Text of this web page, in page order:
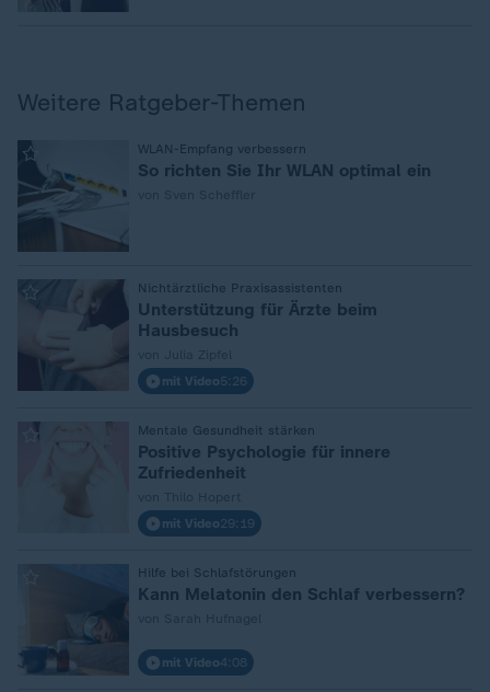
Weitere Ratgeber-Themen
WLAN-Empfang verbessern
So richten Sie Ihr WLAN optimal ein
Nichtärztliche Praxisassistenten
Unterstützung für Ärzte beim
Hausbesuch
mit Video5:26
Mentale Gesundheit stärken
Positive Psychologie für innere
Zufriedenheit
mit Video29:19
Hilfe bei Schlafstörungen
Kann Melatonin den Schlaf verbessern?
mit Video4:08